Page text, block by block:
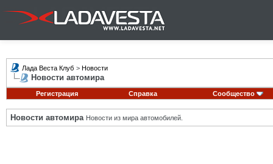
Лада Веста Клуб > Новости
Новости автомира
Регистрация Справка Сообщество
Новости автомира Новости из мира автомобилей.